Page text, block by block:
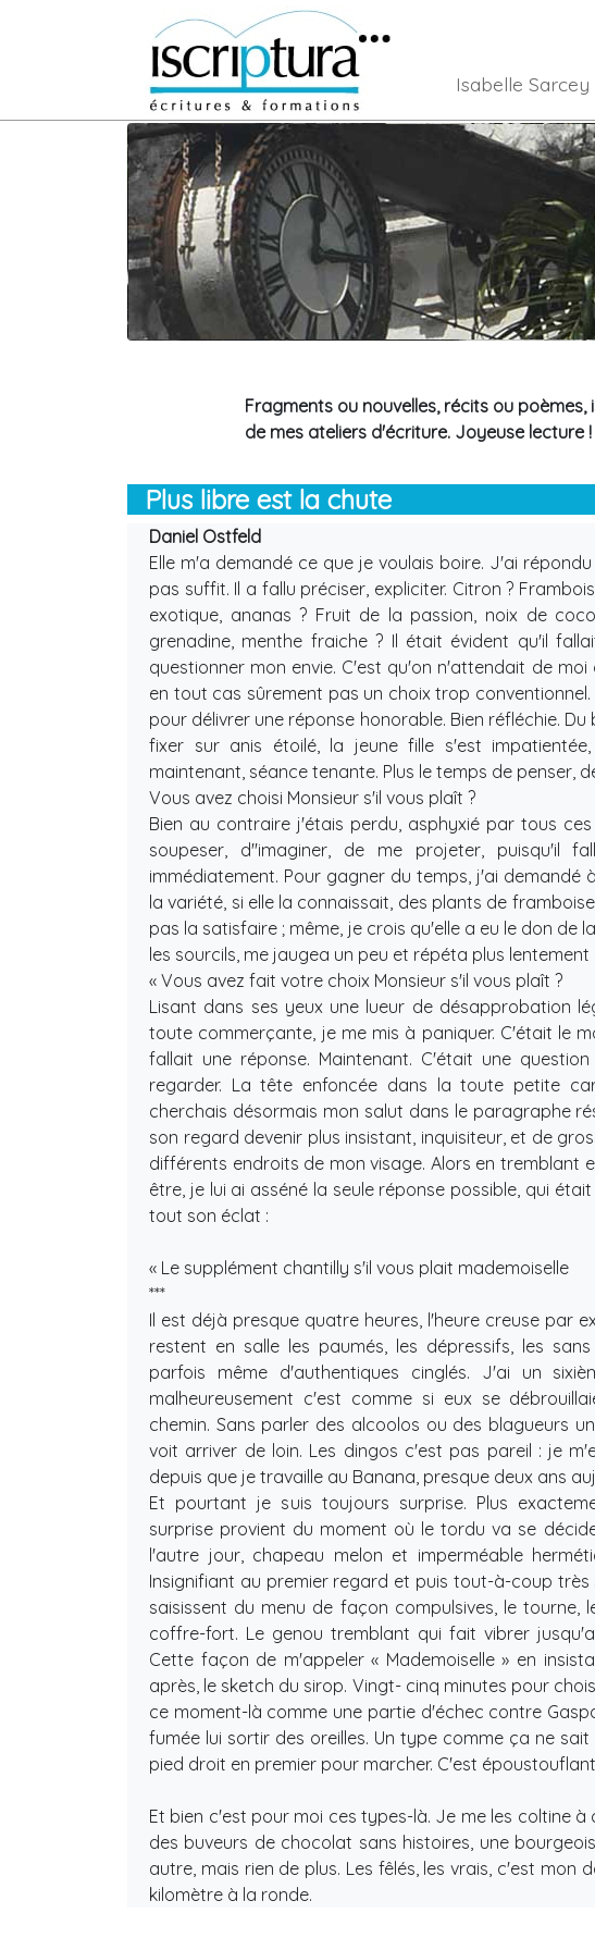
Isabelle Sarcey
Fragments ou nouvelles, récits ou
de mes ateliers d'écriture. Joyeuse lecture !
Plus libre est la chute
Daniel Ostfeld
Elle m'a demandé ce que je voulais boire. J'ai
pas suffit. Il a fallu préciser, expliciter. Citron ?
exotique, ananas ? Fruit de la passion, noix de
grenadine, menthe fraiche ? Il était évident qu'il
questionner mon envie. C'est qu'on n'attendait de
en tout cas sûrement pas un choix trop
pour délivrer une réponse honorable. Bien réfléchie.
fixer sur anis étoilé, la jeune fille s'est
maintenant, séance tenante. Plus le temps de penser,
Vous avez choisi Monsieur s'il vous plaît ?
Bien au contraire j'étais perdu, asphyxié par tous
soupeser, d''imaginer, de me projeter, puisqu'il
immédiatement. Pour gagner du temps, j'ai demandé
la variété, si elle la connaissait, des plants de
pas la satisfaire ; même, je crois qu'elle a eu le don de
les sourcils, me jaugea un peu et répéta plus lentement :
« Vous avez fait votre choix Monsieur s'il vous plaît ?
Lisant dans ses yeux une lueur de désapprobation
toute commerçante, je me mis à paniquer. C'était le
fallait une réponse. Maintenant. C'était une
regarder. La tête enfoncée dans la toute petite
cherchais désormais mon salut dans le paragraphe
son regard devenir plus insistant, inquisiteur, et de
différents endroits de mon visage. Alors en tremblant
être, je lui ai asséné la seule réponse possible, qui
tout son éclat :
« Le supplément chantilly s'il vous plait mademoiselle
***
Il est déjà presque quatre heures, l'heure creuse par
restent en salle les paumés, les dépressifs, les
parfois même d'authentiques cinglés. J'ai un
malheureusement c'est comme si eux se
chemin. Sans parler des alcoolos ou des blagueurs
voit arriver de loin. Les dingos c'est pas pareil : je
depuis que je travaille au Banana, presque deux ans
Et pourtant je suis toujours surprise. Plus
surprise provient du moment où le tordu va se
l'autre jour, chapeau melon et imperméable
Insignifiant au premier regard et puis tout-à-coup très
saisissent du menu de façon compulsives, le
coffre-fort. Le genou tremblant qui fait vibrer
Cette façon de m'appeler « Mademoiselle » en
après, le sketch du sirop. Vingt- cinq minutes pour
ce moment-là comme une partie d'échec contre
fumée lui sortir des oreilles. Un type comme ça ne
pied droit en premier pour marcher. C'est
Et bien c'est pour moi ces types-là. Je me les coltine à
des buveurs de chocolat sans histoires, une
autre, mais rien de plus. Les fêlés, les vrais, c'est mon
kilomètre à la ronde.